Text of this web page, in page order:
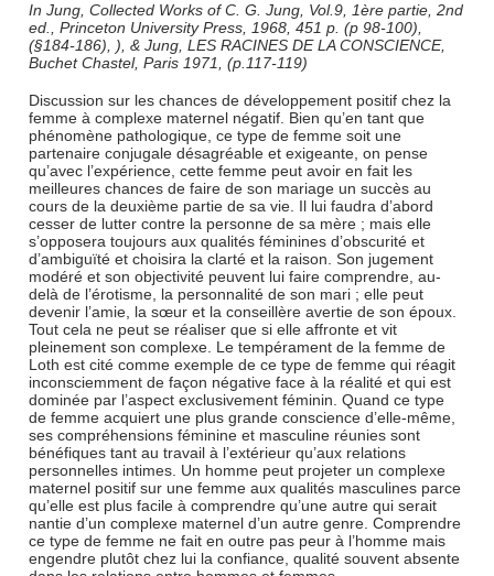
In Jung, Collected Works of C. G. Jung, Vol.9, 1ère partie, 2nd
ed., Princeton University Press, 1968, 451 p. (p 98-100),
(§184-186), ), & Jung, LES RACINES DE LA CONSCIENCE,
Buchet Chastel, Paris 1971, (p.117-119)
Discussion sur les chances de développement positif chez la
femme à complexe maternel négatif. Bien qu’en tant que
phénomène pathologique, ce type de femme soit une
partenaire conjugale désagréable et exigeante, on pense
qu’avec l’expérience, cette femme peut avoir en fait les
meilleures chances de faire de son mariage un succès au
cours de la deuxième partie de sa vie. Il lui faudra d’abord
cesser de lutter contre la personne de sa mère ; mais elle
s’opposera toujours aux qualités féminines d’obscurité et
d’ambiguïté et choisira la clarté et la raison. Son jugement
modéré et son objectivité peuvent lui faire comprendre, au-
delà de l’érotisme, la personnalité de son mari ; elle peut
devenir l’amie, la sœur et la conseillère avertie de son époux.
Tout cela ne peut se réaliser que si elle affronte et vit
pleinement son complexe. Le tempérament de la femme de
Loth est cité comme exemple de ce type de femme qui réagit
inconsciemment de façon négative face à la réalité et qui est
dominée par l’aspect exclusivement féminin. Quand ce type
de femme acquiert une plus grande conscience d’elle-même,
ses compréhensions féminine et masculine réunies sont
bénéfiques tant au travail à l’extérieur qu’aux relations
personnelles intimes. Un homme peut projeter un complexe
maternel positif sur une femme aux qualités masculines parce
qu’elle est plus facile à comprendre qu’une autre qui serait
nantie d’un complexe maternel d’un autre genre. Comprendre
ce type de femme ne fait en outre pas peur à l’homme mais
engendre plutôt chez lui la confiance, qualité souvent absente